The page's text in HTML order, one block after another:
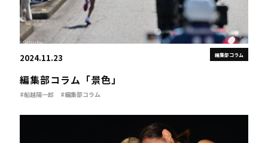
編集部コラム
2024.11.23
編集部コラム「景色」
#船越陽一郎 #編集部コラム